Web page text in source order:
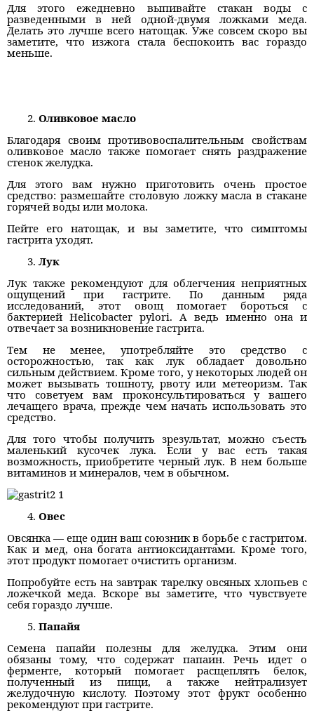
Для этого ежедневно выпивайте стакан воды с
разведенными в ней одной-двумя ложками меда.
Делать это лучше всего натощак. Уже совсем скоро вы
заметите, что изжога стала беспокоить вас гораздо
меньше.
Оливковое масло
Благодаря своим противовоспалительным свойствам
оливковое масло также помогает снять раздражение
стенок желудка.
Для этого вам нужно приготовить очень простое
средство: размешайте столовую ложку масла в стакане
горячей воды или молока.
Пейте его натощак, и вы заметите, что симптомы
гастрита уходят.
Лук
Лук также рекомендуют для облегчения неприятных
ощущений при гастрите. По данным ряда
исследований, этот овощ помогает бороться с
бактерией Helicobacter pylori. А ведь именно она и
отвечает за возникновение гастрита.
Тем не менее, употребляйте это средство с
осторожностью, так как лук обладает довольно
сильным действием. Кроме того, у некоторых людей он
может вызывать тошноту, рвоту или метеоризм. Так
что советуем вам проконсультироваться у вашего
лечащего врача, прежде чем начать использовать это
средство.
Для того чтобы получить зрезультат, можно съесть
маленький кусочек лука. Если у вас есть такая
возможность, приобретите черный лук. В нем больше
витаминов и минералов, чем в обычном.
Овес
Овсянка — еще один ваш союзник в борьбе с гастритом.
Как и мед, она богата антиоксидантами. Кроме того,
этот продукт помогает очистить организм.
Попробуйте есть на завтрак тарелку овсяных хлопьев с
ложечкой меда. Вскоре вы заметите, что чувствуете
себя гораздо лучше.
Папайя
Семена папайи полезны для желудка. Этим они
обязаны тому, что содержат папаин. Речь идет о
ферменте, который помогает расщеплять белок,
полученный из пищи, а также нейтрализует
желудочную кислоту. Поэтому этот фрукт особенно
рекомендуют при гастрите.